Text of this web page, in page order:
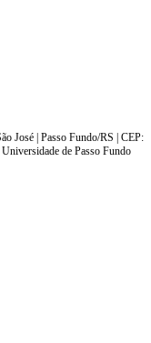
José | Passo Fundo/RS | CEP:
de Passo Fundo